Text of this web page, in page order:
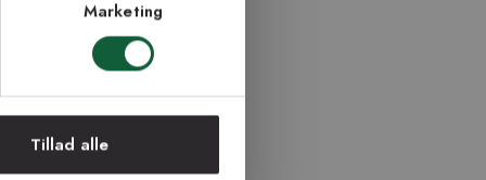
Marketing
Tillad alle